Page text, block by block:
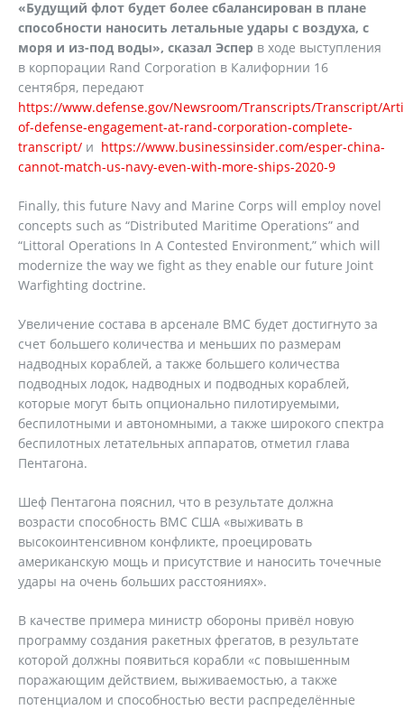
«Будущий флот будет более сбалансирован в плане
способности наносить летальные удары с воздуха, с
моря и из-под воды», сказал Эспер в ходе выступления
в корпорации Rand Corporation в Калифорнии 16
сентября, передают
https://www.defense.gov/Newsroom/Transcripts/Transcript/
of-defense-engagement-at-rand-corporation-complete-
transcript/ и https://www.businessinsider.com/esper-china-
cannot-match-us-navy-even-with-more-ships-2020-9
Finally, this future Navy and Marine Corps will employ novel
concepts such as “Distributed Maritime Operations” and
“Littoral Operations In A Contested Environment,” which will
modernize the way we fight as they enable our future Joint
Warfighting doctrine.
Увеличение состава в арсенале ВМС будет достигнуто за
счет большего количества и меньших по размерам
надводных кораблей, а также большего количества
подводных лодок, надводных и подводных кораблей,
которые могут быть опционально пилотируемыми,
беспилотными и автономными, а также широкого спектра
беспилотных летательных аппаратов, отметил глава
Пентагона.
Шеф Пентагона пояснил, что в результате должна
возрасти способность ВМС США «выживать в
высокоинтенсивном конфликте, проецировать
американскую мощь и присутствие и наносить точечные
удары на очень больших расстояниях».
В качестве примера министр обороны привёл новую
программу создания ракетных фрегатов, в результате
которой должны появиться корабли «с повышенным
поражающим действием, выживаемостью, а также
потенциалом и способностью вести распределённые